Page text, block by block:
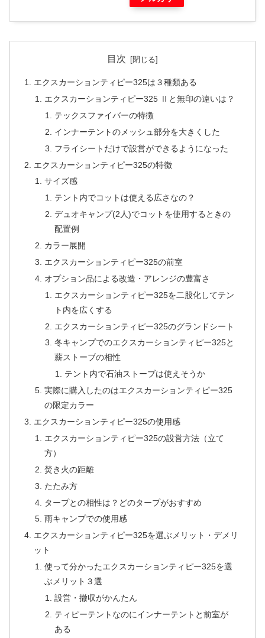
目次
エクスカーションティピー325は３種類ある
エクスカーションティピー325 Ⅱと無印の違いは？
テックスファイバーの特徴
インナーテントのメッシュ部分を大きくした
フライシートだけで設営ができるようになった
エクスカーションティピー325の特徴
サイズ感
テント内でコットは使える広さなの？
デュオキャンプ(2人)でコットを使用するときの
配置例
カラー展開
エクスカーションティピー325の前室
オプション品による改造・アレンジの豊富さ
エクスカーションティピー325を二股化してテン
ト内を広くする
エクスカーションティピー325のグランドシート
冬キャンプでのエクスカーションティピー325と
薪ストーブの相性
テント内で石油ストーブは使えそうか
実際に購入したのはエクスカーションティピー325
の限定カラー
エクスカーションティピー325の使用感
エクスカーションティピー325の設営方法（立て
方）
焚き火の距離
たたみ方
タープとの相性は？どのタープがおすすめ
雨キャンプでの使用感
エクスカーションティピー325を選ぶメリット・デメリ
ット
使って分かったエクスカーションティピー325を選
ぶメリット３選
設営・撤収がかんたん
ティピーテントなのにインナーテントと前室が
ある